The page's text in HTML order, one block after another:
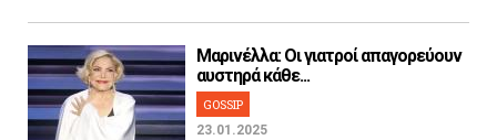
Μαρινέλλα: Οι γιατροί απαγορεύουν
αυστηρά κάθε...
GOSSIP
23.01.2025